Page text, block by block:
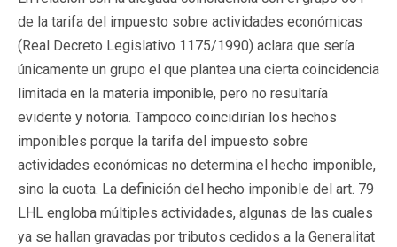
de la tarifa del impuesto sobre actividades económicas
(Real Decreto Legislativo 1175/1990) aclara que sería
únicamente un grupo el que plantea una cierta coincidencia
limitada en la materia imponible, pero no resultaría
evidente y notoria. Tampoco coincidirían los hechos
imponibles porque la tarifa del impuesto sobre
actividades económicas no determina el hecho imponible,
sino la cuota. La definición del hecho imponible del art. 79
LHL engloba múltiples actividades, algunas de las cuales
ya se hallan gravadas por tributos cedidos a la Generalitat